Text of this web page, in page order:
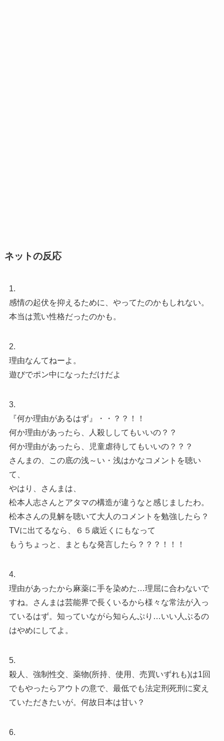
ネットの反応
1.
感情の起伏を抑えるために、やってたのかもしれない。
本当は荒い性格だったのかも。
2.
理由なんてねーよ。
遊びでポン中になっただけだよ
3.
『何か理由があるはず』・・？？！！
何か理由があったら、人殺ししてもいいの？？
何か理由があったら、児童虐待してもいいの？？？
さんまの、この底の浅～い・浅はかなコメントを聴い
て、
やはり、さんまは、
松本人志さんとアタマの構造が違うなと感じましたわ。
松本さんの見解を聴いて大人のコメントを勉強したら？
TVに出てるなら、６５歳近くにもなって
もうちょっと、まともな発言したら？？？！！！
4.
理由があったから麻薬に手を染めた…理屈に合わないで
すね。さんまは芸能界で長くいるから様々な常法が入っ
ているはず。知っていながら知らんぷり…いい人ぶるの
はやめにしてよ。
5.
殺人、強制性交、薬物(所持、使用、売買いずれも)は1回
でもやったらアウトの意で、最低でも法定刑死刑に変え
ていただきたいが。何故日本は甘い？
6.